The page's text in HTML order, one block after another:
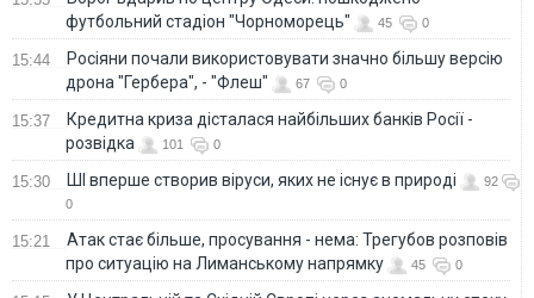
футбольний стадіон "Чорноморець"
45 0
15:44
Росіяни почали використовувати значно більшу версію
дрона "Гербера", - "Флеш"
67 0
15:37
Кредитна криза дісталася найбільших банків Росії -
розвідка
101 0
15:30 ШІ вперше створив віруси, яких не існує в природі
92
0
15:21
Атак стає більше, просування - нема: Трегубов розповів
про ситуацію на Лиманському напрямку
45 0